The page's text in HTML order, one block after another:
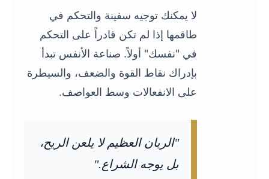
لا يمكنك توجيه سفينة والتحكم في
طاقمها إذا لم تكن قادراً على التحكم
في "نفسك" أولاً. صناعة الأنفس تبدأ
بإدراك نقاط القوة والضعف، والسيطرة
على الانفعالات وسط العواصف.
"الربان العظيم لا يلعن الريح،
بل يوجه الشراع."